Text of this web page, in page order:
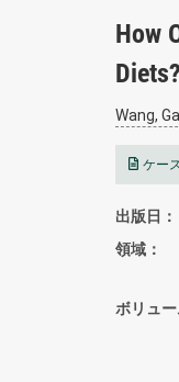
How
Diets?
Wang,
ケー
出版日
領域
ボリュ